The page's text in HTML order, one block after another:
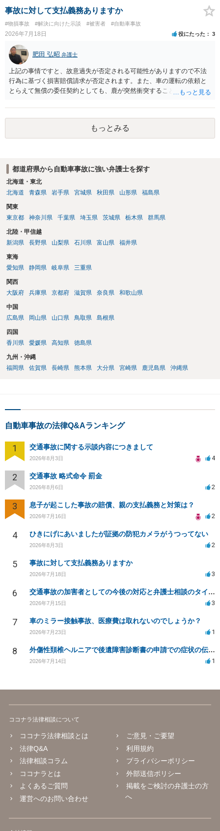
事故に対して支払義務ありますか
#物損事故 #解決に向けた示談 #被害者 #自動車事故
2026年7月18日 役にたった 3
肥田 弘昭 弁護士
上記の事情ですと、故意過失が否定される可能性がありますので不法
行為に基づく損害賠償請求が否定されます。また、車の運転の依頼と
とらえて無償の委任契約としても、鹿が突然衝突することは予見がで
償請求も成立しない可能性があります。以上の理由から支払義務は否
定される可能性が高いです。ご参考にしてください。
もっとみる
都道府県から自動車事故に強い弁護士を探す
北海道・東北
北海道
青森県 岩手県 宮城県 秋田県 山形県 福島県
関東
東京都
神奈川県 千葉県 埼玉県 茨城県 栃木県 群馬県
北陸・甲信越
新潟県
長野県 山梨県 石川県 富山県 福井県
東海
愛知県
静岡県 岐阜県 三重県
関西
大阪府
兵庫県 京都府 滋賀県 奈良県 和歌山県
中国
広島県
岡山県 山口県 鳥取県 島根県
四国
香川県
愛媛県 高知県 徳島県
九州・沖縄
福岡県
佐賀県 長崎県 熊本県 大分県 宮崎県 鹿児島県 沖縄県
自動車事故の法律Q&Aランキング
1 交通事故に関する示談内容につきまして
2026年8月3日 4
2 交通事故 略式命令 罰金
2026年8月6日 2
3 息子が起こした事故の賠償、親の支払義務と対策は？
2026年7月16日 2
4 ひきにげにあいましたが証拠の防犯カメラがうつってない
2026年8月3日 2
5 事故に対して支払義務ありますか
2026年7月18日 3
6 交通事故の加害者としての今後の対応と弁護士相談のタイミングは？
2026年7月15日 3
7 車のミラー接触事故、医療費は取れないのでしょうか？
2026年7月23日 1
8 外傷性頚椎ヘルニアで後遺障害診断書の申請での症状の伝え方等
2026年7月14日 1
ココナラ法律相談について
ココナラ法律相談とは
法律Q&A
法律相談コラム
ココナラとは
よくあるご質問
運営へのお問い合わせ
ご意見・ご要望
利用規約
プライバシーポリシー
外部送信ポリシー
掲載をご検討の弁護士の方
へ